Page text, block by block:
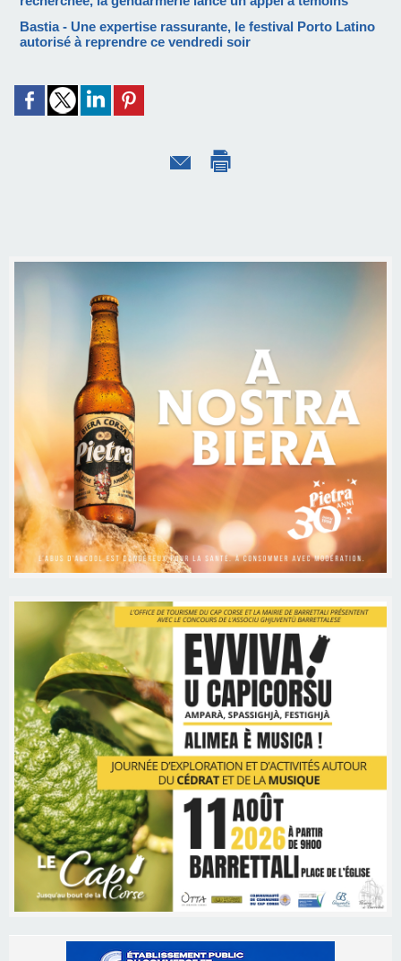
Bastia - Une expertise rassurante, le festival Porto Latino
autorisé à reprendre ce vendredi soir